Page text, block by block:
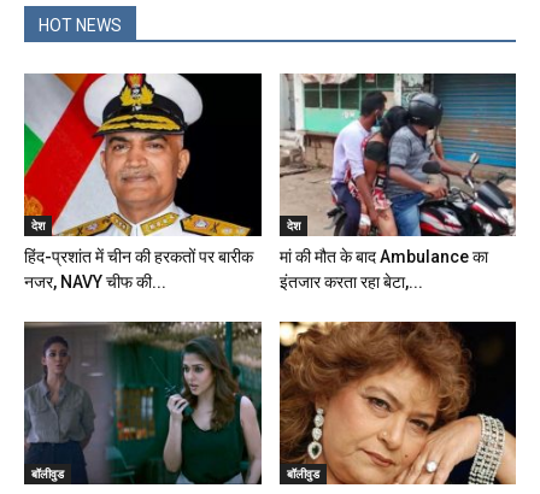
HOT NEWS
देश
हिंद-प्रशांत में चीन की हरकतों पर बारीक
नजर, NAVY चीफ की...
देश
मां की मौत के बाद Ambulance का
इंतजार करता रहा बेटा,...
बॉलीवुड बॉलीवुड